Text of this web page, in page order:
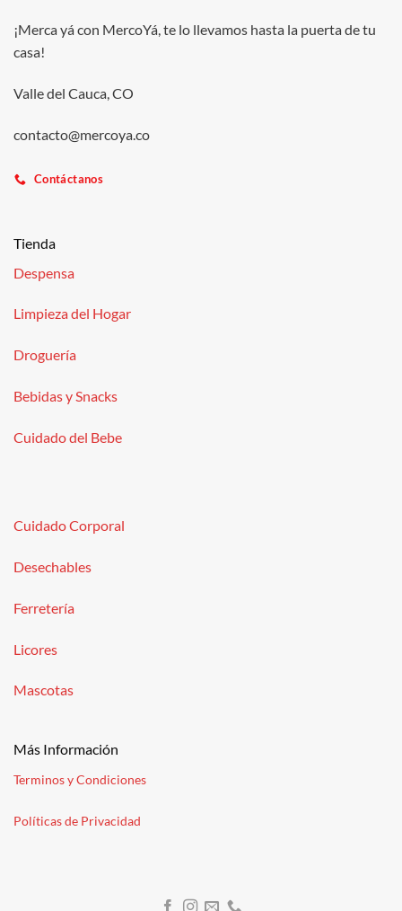
¡Merca yá con MercoYá, te lo llevamos hasta la puerta de tu
casa!
Valle del Cauca, CO
contacto@mercoya.co
Contáctanos
Tienda
Despensa
Limpieza del Hogar
Droguería
Bebidas y Snacks
Cuidado del Bebe
Cuidado Corporal
Desechables
Ferretería
Licores
Mascotas
Más Información
Terminos y Condiciones
Políticas de Privacidad